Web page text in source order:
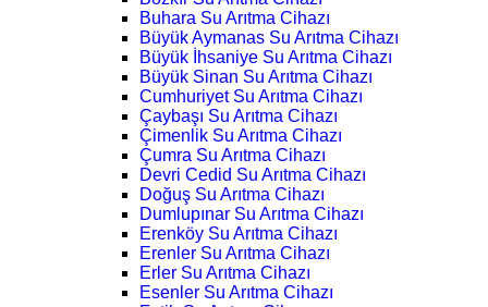
Buhara Su Arıtma Cihazı
Büyük Aymanas Su Arıtma Cihazı
Büyük İhsaniye Su Arıtma Cihazı
Büyük Sinan Su Arıtma Cihazı
Cumhuriyet Su Arıtma Cihazı
Çaybaşı Su Arıtma Cihazı
Çimenlik Su Arıtma Cihazı
Çumra Su Arıtma Cihazı
Devri Cedid Su Arıtma Cihazı
Doğuş Su Arıtma Cihazı
Dumlupınar Su Arıtma Cihazı
Erenköy Su Arıtma Cihazı
Erenler Su Arıtma Cihazı
Erler Su Arıtma Cihazı
Esenler Su Arıtma Cihazı